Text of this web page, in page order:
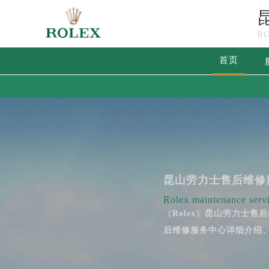
首页
昆山劳力士售后维
Rolex maintenance
（Rolex）昆山劳力士售
后维修服务中心详细介绍